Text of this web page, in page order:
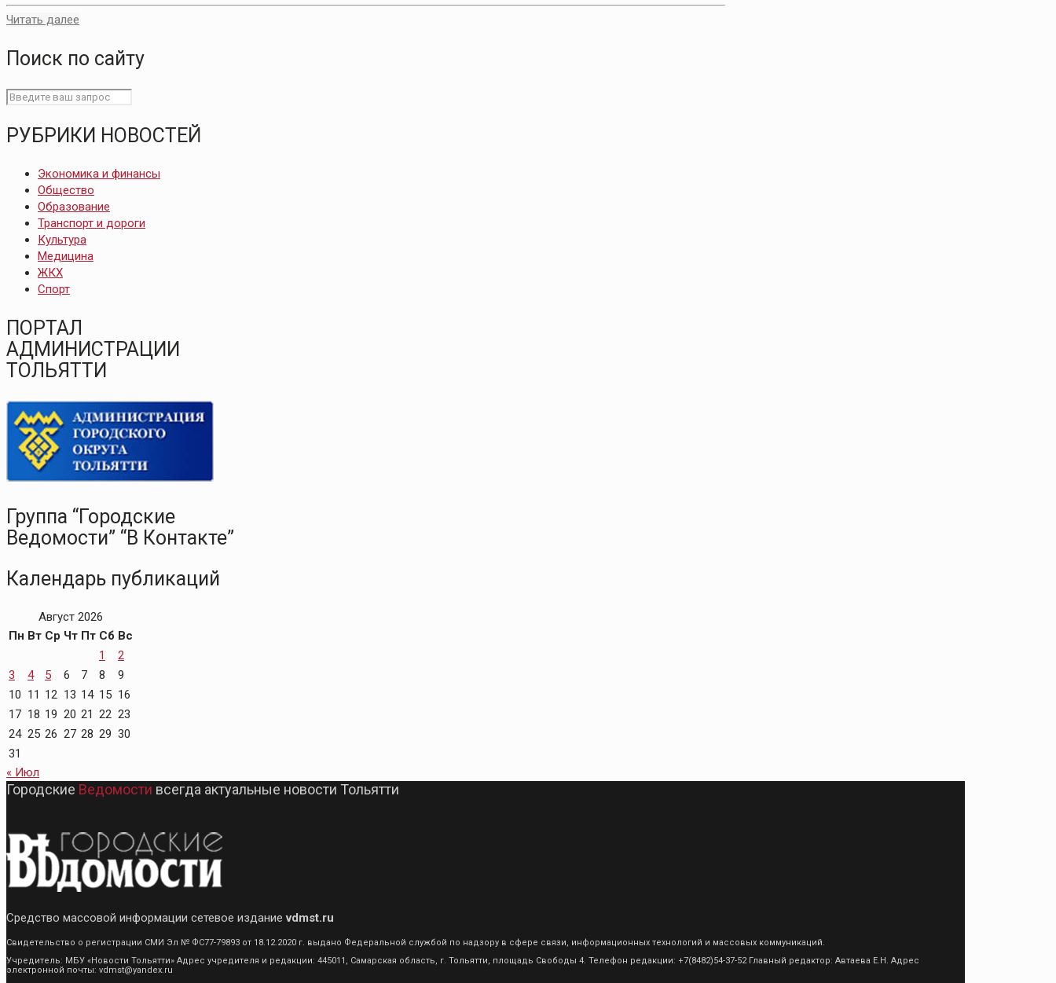
Читать далее
Поиск по сайту
РУБРИКИ НОВОСТЕЙ
Экономика и финансы
Общество
Образование
Транспорт и дороги
Культура
Медицина
ЖКХ
Спорт
ПОРТАЛ
АДМИНИСТРАЦИИ
ТОЛЬЯТТИ
Группа “Городские
Ведомости” “В Контакте”
Календарь публикаций
Август 2026
Пн Вт Ср Чт Пт Сб Вс
1
2
3
4 5 6 7 8
9
10 11 12 13 14 15 16
17 18 19 20 21 22 23
24 25 26 27 28 29 30
31
« Июл
Городские Ведомости всегда актуальные новости Тольятти
Средство массовой информации сетевое изданиеvdmst.ru
Свидетельство о регистрации СМИ Эл № ФС77-79893 от 18.12.2020 г. выдано Федеральной службой по надзору в сфере связи, информационных технологий и массовых коммуникаций.
Учредитель: МБУ «Новости Тольятти» Адрес учредителя и редакции: 445011, Самарская область, г. Тольятти, площадь Свободы 4. Телефон редакции: +7(8482)54-37-52 Главный редактор: Автаева Е.Н. Адрес
электронной почты: vdmst@yandex.ru